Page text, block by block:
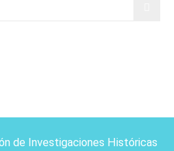
de Investigaciones Históricas